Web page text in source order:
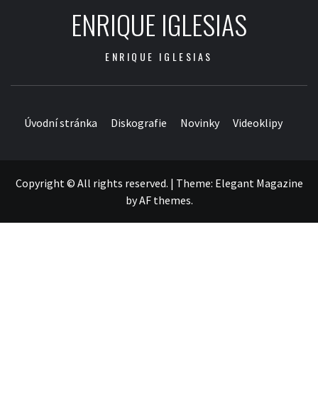
ENRIQUE IGLESIAS
ENRIQUE IGLESIAS
Úvodní stránka Diskografie Novinky Videoklipy
Copyright © All rights reserved. | Theme: Elegant Magazine
byAF themes.